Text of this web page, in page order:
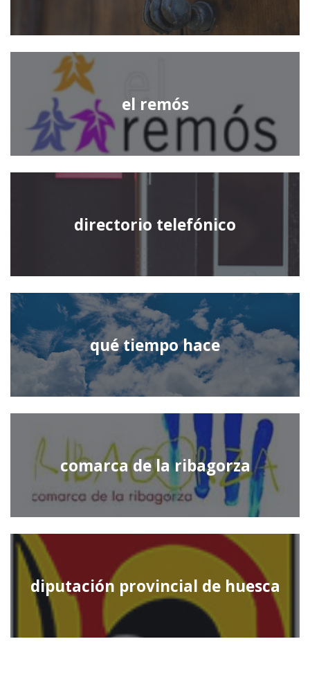
el remós
directorio telefónico
qué tiempo hace
comarca de la ribagorza
diputación provincial de huesca